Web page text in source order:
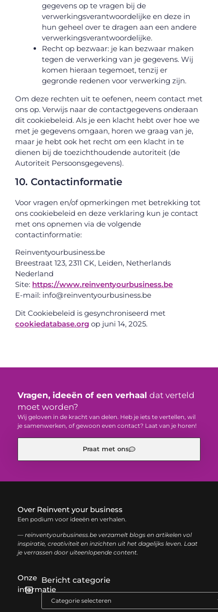
gegevens op te vragen bij de
verwerkingsverantwoordelijke en deze in
hun geheel over te dragen aan een andere
verwerkingsverantwoordelijke.
Recht op bezwaar: je kan bezwaar maken
tegen de verwerking van je gegevens. Wij
komen hieraan tegemoet, tenzij er
gegronde redenen voor verwerking zijn.
Om deze rechten uit te oefenen, neem contact met
ons op. Verwijs naar de contactgegevens onderaan
dit cookiebeleid. Als je een klacht hebt over hoe we
met je gegevens omgaan, horen we graag van je,
maar je hebt ook het recht om een klacht in te
dienen bij de toezichthoudende autoriteit (de
Autoriteit Persoonsgegevens).
10. Contactinformatie
Voor vragen en/of opmerkingen met betrekking tot
ons cookiebeleid en deze verklaring kun je contact
met ons opnemen via de volgende
contactinformatie:
Reinventyourbusiness.be
Breestraat 123, 2311 CK, Leiden, Netherlands
Nederland
Site: https://www.reinventyourbusiness.be
E-mail: info@reinventyourbusiness.be
Dit Cookiebeleid is gesynchroniseerd met
cookiedatabase.org op juni 14, 2025.
Vragen, ideeën of een verhaal dat verteld
moet worden?
Wij geloven in de kracht van delen. Heb je iets te vertellen, wil
je samenwerken, of gewoon even contact? Laat van je horen!
Praat met ons
Over Reinvent your business
Een podium voor ideeën en verhalen.
— reinventyourbusiness.be verzamelt blogs en artikelen vol
inspiratie, creativiteit en inzichten uit het dagelijks leven. Laat
je verrassen door uiteenlopende content.
Onze
informatie
Bericht categorie